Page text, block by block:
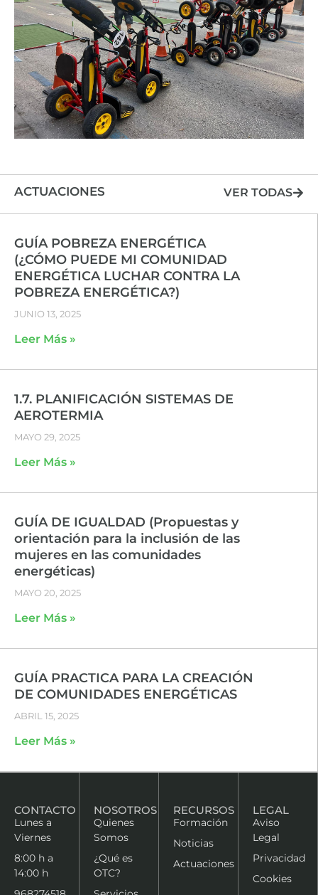
ACTUACIONES VER TODAS
GUÍA POBREZA ENERGÉTICA
(¿CÓMO PUEDE MI COMUNIDAD
ENERGÉTICA LUCHAR CONTRA LA
POBREZA ENERGÉTICA?)
JUNIO 13, 2025
Leer Más »
1.7. PLANIFICACIÓN SISTEMAS DE
AEROTERMIA
MAYO 29, 2025
Leer Más »
GUÍA DE IGUALDAD (Propuestas y
orientación para la inclusión de las
mujeres en las comunidades
energéticas)
MAYO 20, 2025
Leer Más »
GUÍA PRACTICA PARA LA CREACIÓN
DE COMUNIDADES ENERGÉTICAS
ABRIL 15, 2025
Leer Más »
CONTACTO
Lunes a
Viernes
8:00 h a
14:00 h
NOSOTROS
Quienes
Somos
¿Qué es
OTC?
RECURSOS
Formación
Noticias
Actuaciones
LEGAL
Aviso
Legal
Privacidad
Cookies